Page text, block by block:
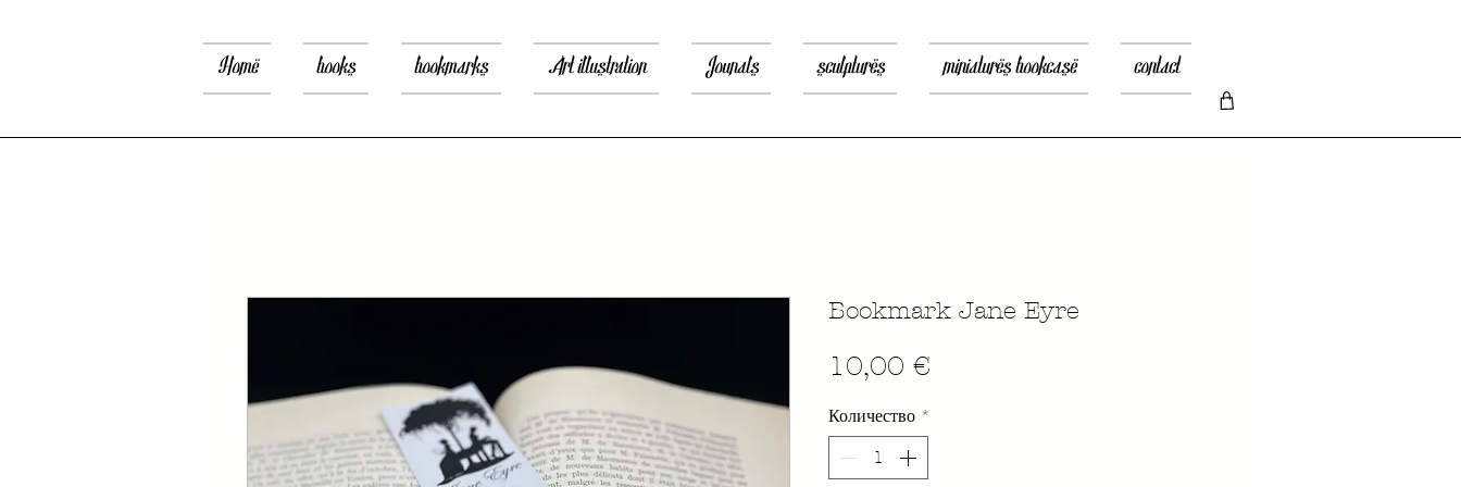
Home books bookmarks Art illustration Jounals sculptures miniatures bookcase contact
Bookmark Jane Eyre
10,00 €
Количество *